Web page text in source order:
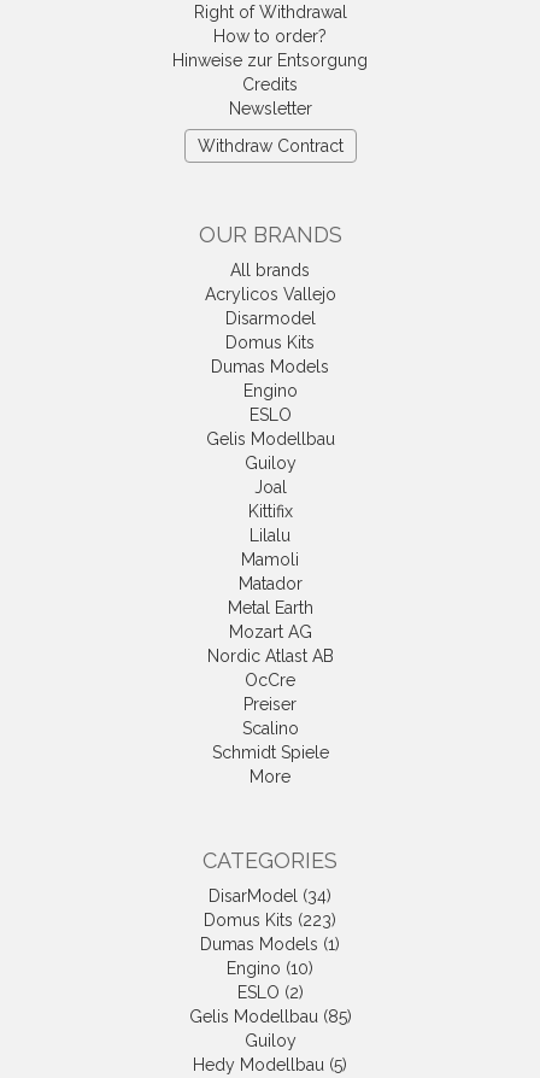
Right of Withdrawal
How to order?
Hinweise zur Entsorgung
Credits
Newsletter
Withdraw Contract
OUR BRANDS
All brands
Acrylicos Vallejo
Disarmodel
Domus Kits
Dumas Models
Engino
ESLO
Gelis Modellbau
Guiloy
Joal
Kittifix
Lilalu
Mamoli
Matador
Metal Earth
Mozart AG
Nordic Atlast AB
OcCre
Preiser
Scalino
Schmidt Spiele
More
CATEGORIES
DisarModel (34)
Domus Kits (223)
Dumas Models (1)
Engino (10)
ESLO (2)
Gelis Modellbau (85)
Guiloy
Hedy Modellbau (5)